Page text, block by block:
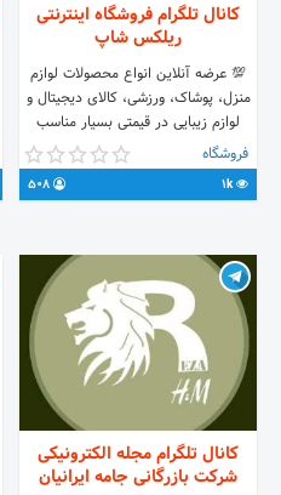
کانال تلگرام فروشگاه اینترنتی
ریلکس شاپ
💯 عرضه آنلاین انواع محصولات لوازم
منزل، پوشاک، ورزشی، کالای دیجیتال و
لوازم زیبایی در قیمتی بسیار مناسب
✔️خدمات پس از فروش ✔️امکان
پرداخت آنلاین و پرداخت درب منزل
✔️پشتیبانی آنلاین و تلفنی 🌐
فروشگاه
1k
کانال تلگرام مجله الکترونیکی
شرکت بازرگانی جامه ایرانیان